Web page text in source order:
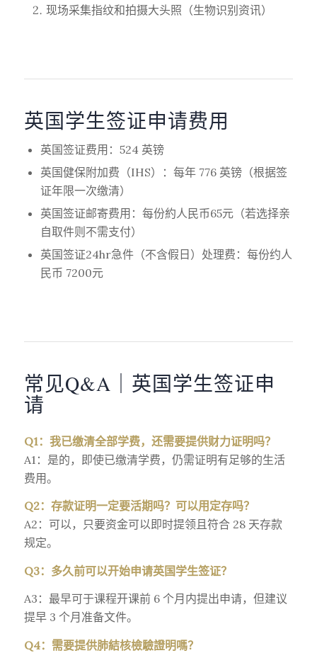
现场采集指纹和拍摄大头照（生物识别资讯）
英国学生签证申请费用
英国签证费用：524 英镑
英国健保附加费（IHS）：每年 776 英镑（根据签
证年限一次缴清）
英国签证邮寄费用：每份約人民币65元（若选择亲
自取件则不需支付）
英国签证24hr急件（不含假日）处理费：每份约人
民币 7200元
常见Q&A｜英国学生签证申
请
Q1：我已缴清全部学费，还需要提供财力证明吗？
A1：是的，即使已缴清学费，仍需证明有足够的生活
费用。
Q2：存款证明一定要活期吗？可以用定存吗？
A2：可以，只要资金可以即时提领且符合 28 天存款
规定。
Q3：多久前可以开始申请英国学生签证？
A3：最早可于课程开课前 6 个月内提出申请，但建议
提早 3 个月准备文件。
Q4：需要提供肺結核檢驗證明嗎？